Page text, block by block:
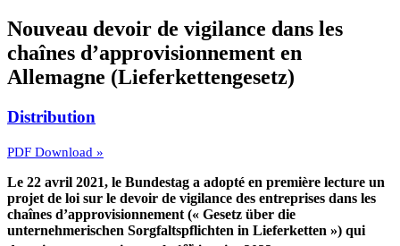
Nouveau devoir de vigilance dans les
chaînes d’approvisionnement en
Allemagne (Lieferkettengesetz)
Distribution
PDF Download »
Le 22 avril 2021, le Bundestag a adopté en première lecture un
projet de loi sur le devoir de vigilance des entreprises dans les
chaînes d’approvisionnement (« Gesetz über die
unternehmerischen Sorgfaltspflichten in Lieferketten ») qui